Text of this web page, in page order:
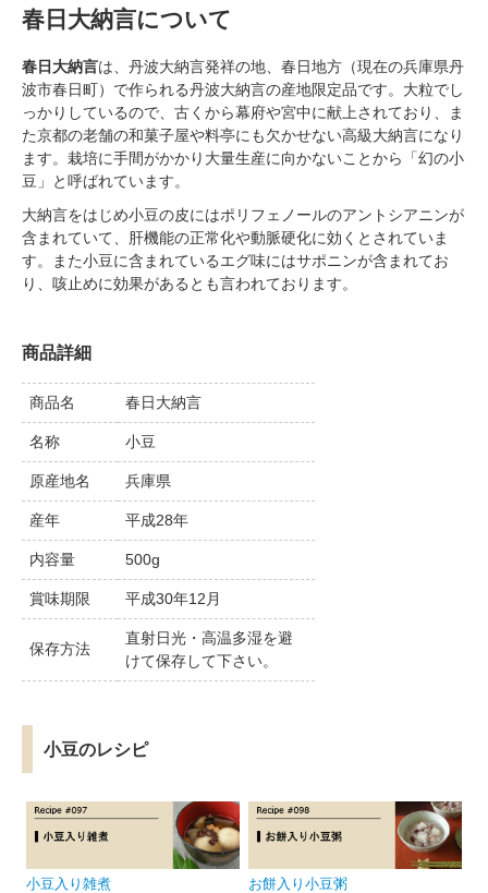
春日大納言について
春日大納言は、丹波大納言発祥の地、春日地方（現在の兵庫県丹
波市春日町）で作られる丹波大納言の産地限定品です。大粒でし
っかりしているので、古くから幕府や宮中に献上されており、ま
た京都の老舗の和菓子屋や料亭にも欠かせない高級大納言になり
ます。栽培に手間がかかり大量生産に向かないことから「幻の小
豆」と呼ばれています。
大納言をはじめ小豆の皮にはポリフェノールのアントシアニンが
含まれていて、肝機能の正常化や動脈硬化に効くとされていま
す。また小豆に含まれているエグ味にはサポニンが含まれてお
り、咳止めに効果があるとも言われております。
商品詳細
商品名 春日大納言
名称 小豆
原産地名 兵庫県
産年 平成28年
内容量 500g
賞味期限 平成30年12月
保存方法
直射日光・高温多湿を避
けて保存して下さい。
小豆のレシピ
小豆入り雑煮 お餅入り小豆粥